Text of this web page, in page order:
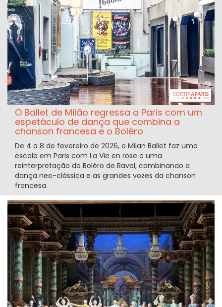
O Ballet de Milão regressa a Paris com um
espetáculo de dança que combina a
chanson francesa e o Boléro
De 4 a 8 de fevereiro de 2026, o Milan Ballet faz uma
escala em Paris com La Vie en rose e uma
reinterpretação do Boléro de Ravel, combinando a
dança neo-clássica e as grandes vozes da chanson
francesa.